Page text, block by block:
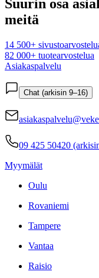
Suurin osa
meitä
14 500+
82 000+ tuotearvostelua
Asiakaspalvelu
Chat (arkisin 9–16)
09 425 50420
Myymälät
Oulu
Rovaniemi
Tampere
Vantaa
Raisio